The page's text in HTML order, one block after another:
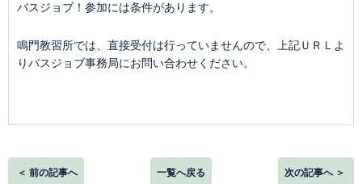
バスジョブ！参加には条件があります。
鳴門教習所では、直接受付は行っていませんので、上記ＵＲＬよ
りバスジョブ事務局にお問い合わせください。
一覧へ戻る
＜ 前の記事へ 次の記事へ ＞